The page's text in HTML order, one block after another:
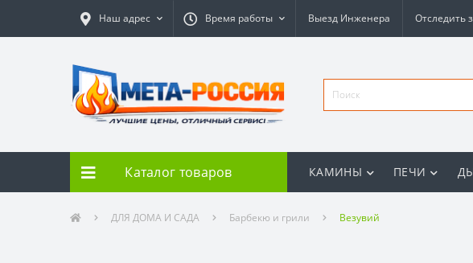
Наш адрес Время работы Выезд Инженера Отследить
Каталог товаров КАМИНЫ ПЕЧИ
ДЛЯ ДОМА И САДА Барбекю и грили Везувий